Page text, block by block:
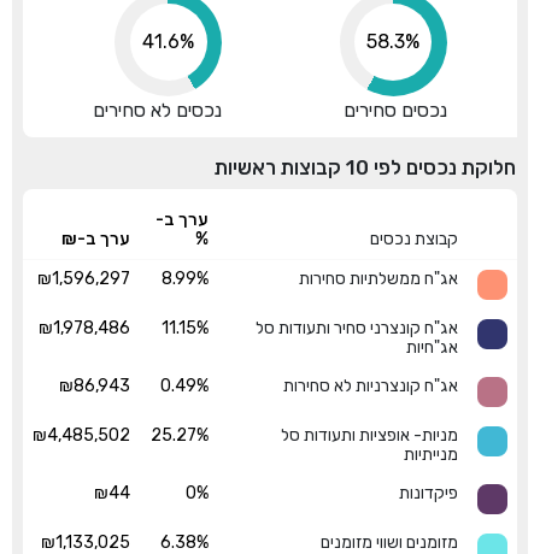
58.3%
נכסים סחירים
41.6%
נכסים לא סחירים
חלוקת נכסים לפי 10 קבוצות ראשיות
קבוצת נכסים
ערך ב-
%
ערך ב-₪
אג"ח ממשלתיות סחירות
8.99%
₪1,596,297
אג"ח קונצרני סחיר ותעודות סל
אג"חיות
11.15%
₪1,978,486
אג"ח קונצרניות לא סחירות 0.49%
₪86,943
מניות- אופציות ותעודות סל
מנייתיות
25.27%
₪4,485,502
פיקדונות 0%
₪44
מזומנים ושווי מזומנים 6.38%
₪1,133,025